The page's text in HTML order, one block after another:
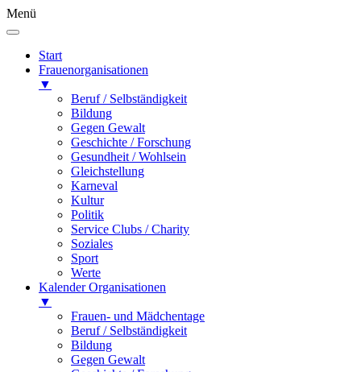
Menü
Start
Frauenorganisationen
▼
Beruf / Selbständigkeit
Bildung
Gegen Gewalt
Geschichte / Forschung
Gesundheit / Wohlsein
Gleichstellung
Karneval
Kultur
Politik
Service Clubs / Charity
Soziales
Sport
Werte
Kalender Organisationen
▼
Frauen- und Mädchentage
Beruf / Selbständigkeit
Bildung
Gegen Gewalt